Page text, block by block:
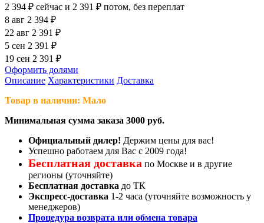
2 394 ₽ сейчас и 2 391 ₽ потом, без переплат
8 авг 2 394 ₽
22 авг 2 391 ₽
5 сен 2 391 ₽
19 сен 2 391 ₽
Оформить долями
Описание Характеристики Доставка
Товар в наличии: Мало
Минимальная сумма заказа 3000 руб.
Официальный дилер! Держим цены для вас!
Успешно работаем для Вас с 2009 года!
Бесплатная доставка по Москве и в другие
регионы (уточняйте)
Бесплатная доставка до ТК
Экспресс-доставка 1-2 часа (уточняйте возможность у
менеджеров)
Процедура возврата или обмена товара